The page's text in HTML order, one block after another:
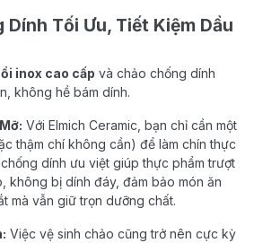
Dính Tối Ưu, Tiết Kiệm Dầu
inox cao cấp và chảo chống dính
không hề bám dính.
Với Elmich Ceramic, bạn chỉ cần một
thậm chí không cần) để làm chín thực
dính ưu việt giúp thực phẩm trượt
không bị dính đáy, đảm bảo món ăn
mà vẫn giữ trọn dưỡng chất.
Việc vệ sinh chảo cũng trở nên cực kỳ